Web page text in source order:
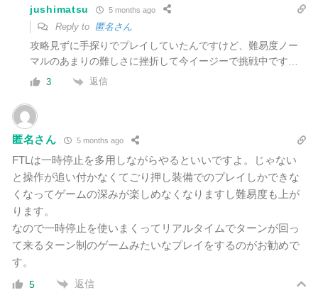
jushimatsu 5 months ago
Reply to 匿名さん
攻略見ずに手探りでプレイしていたんですけど、難易度ノー
マルのあまりの難しさに挫折して今イージーで挑戦中です…
3 返信
匿名さん 5 months ago
FTLは一時停止を多用しながらやるといいですよ。じゃない
と操作が追い付かなくてごり押し装備でのプレイしかできな
くなってゲームの深みが楽しめなくなりますし難易度も上が
ります。
なので一時停止を使いまくってリアルタイムでターンが回っ
て来るターン制のゲームみたいなプレイをするのがお勧めで
す。
5 返信